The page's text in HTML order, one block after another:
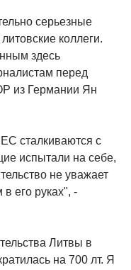
серьезные
коллеги.
здесь
перед
из Германии Ян
сталкиваются с
испытали на себе,
не уважает
его руках", -
Литвы в
на 700 лт. Я